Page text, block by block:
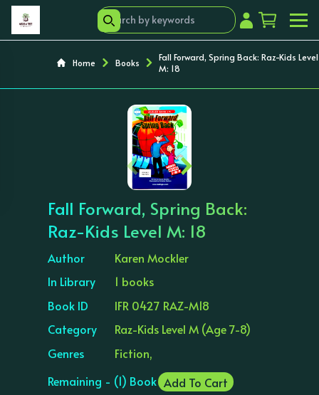
Home Books
Fall Forward, Spring Back: Raz-Kids Level
M: 18
‹ ›
Fall Forward, Spring Back:
Raz-Kids Level M: 18
Author
Karen Mockler
In Library
1 books
Book ID
IFR 0427 RAZ-M18
Category
Raz-Kids Level M (Age 7-8)
Genres
Fiction,
Remaining - (1) Book
Add To Cart